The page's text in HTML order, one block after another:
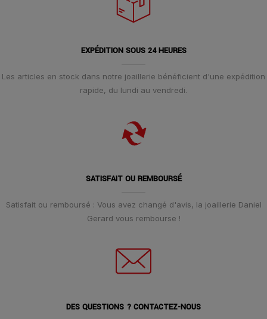
EXPÉDITION SOUS 24 HEURES
Les articles en stock dans notre joaillerie bénéficient d'une expédition
rapide, du lundi au vendredi.
SATISFAIT OU REMBOURSÉ
Satisfait ou remboursé : Vous avez changé d'avis, la joaillerie Daniel
Gerard vous rembourse !
DES QUESTIONS ? CONTACTEZ-NOUS